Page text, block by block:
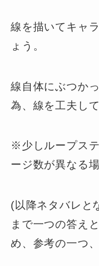
線を描いてキャ
ょう。
線自体にぶつか
為、線を工夫し
※少しループス
ージ数が異なる
(以降ネタバレと
まで一つの答え
め、参考の一つ